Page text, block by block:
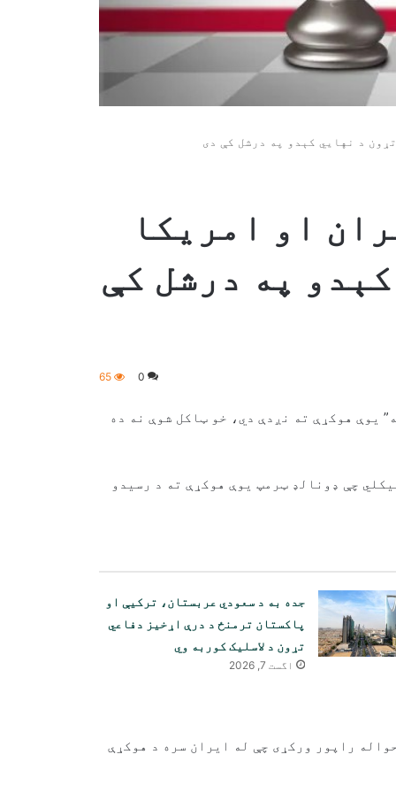
د نهايي کېدو په درشل کې دی
او امریکا
په درشل کې
0
65
شبکې ادعا کړې چې ایران او امریکا “۹۵ سلنه” یوې هوکړې ته نږدې دي، خو ټاکل شوې نه ده
چې ډونالډ ټرمپ یوې هوکړې ته د رسیدو
جده به د سعودي عربستان، ترکیې او
پاکستان ترمنځ د درې اړخیز دفاعي
تړون د لاسلیک کوربه وي
اگست 7, 2026
راپور ورکړی چې له ایران سره د هوکړې